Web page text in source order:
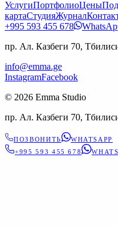
УслугиПортфолиоЦены
картаСтудияЖурнал
+995 593 455 678
пр. Ал. Казбеги 70,
info@emma.ge
InstagramFacebook
© 2026 Emma Studio
пр. Ал. Казбеги 70,
ПОЗВОНИТЬ
WHATSAPP
+995 593 455 678